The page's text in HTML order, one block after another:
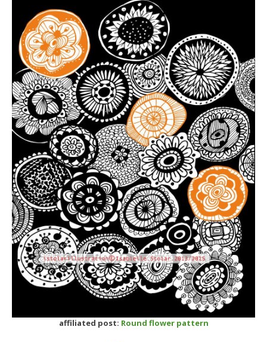
affiliated post: Round flower pattern